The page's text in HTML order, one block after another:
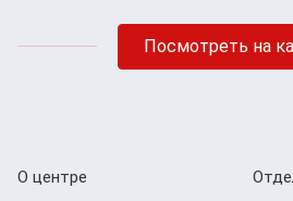
Посмотреть на
О центре